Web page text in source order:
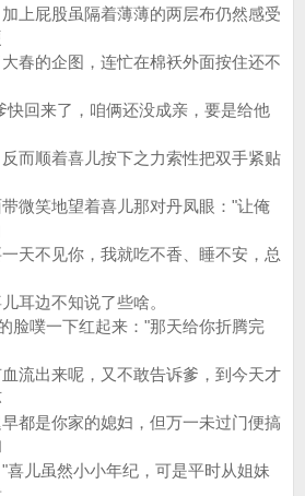
屁股虽隔着薄薄的两层布仍然感受
的企图，连忙在棉袄外面按住还不
回来了，咱俩还没成亲，要是给他
顺着喜儿按下之力索性把双手紧贴
笑地望着喜儿那对丹凤眼："让俺
不见你，我就吃不香、睡不安，总
边不知说了些啥。
噗一下红起来："那天给你折腾完
出来呢，又不敢告诉爹，到今天才
是你家的媳妇，但万一未过门便搞
儿虽然小小年纪，可是平时从姐妹